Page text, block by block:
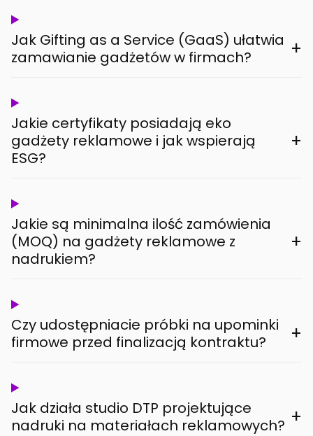
Jak Gifting as a Service (GaaS) ułatwia
zamawianie gadżetów w firmach?
+
Jakie certyfikaty posiadają eko
gadżety reklamowe i jak wspierają
ESG?
+
Jakie są minimalna ilość zamówienia
(MOQ) na gadżety reklamowe z
nadrukiem?
+
Czy udostępniacie próbki na upominki
firmowe przed finalizacją kontraktu?
+
Jak działa studio DTP projektujące
nadruki na materiałach reklamowych? +